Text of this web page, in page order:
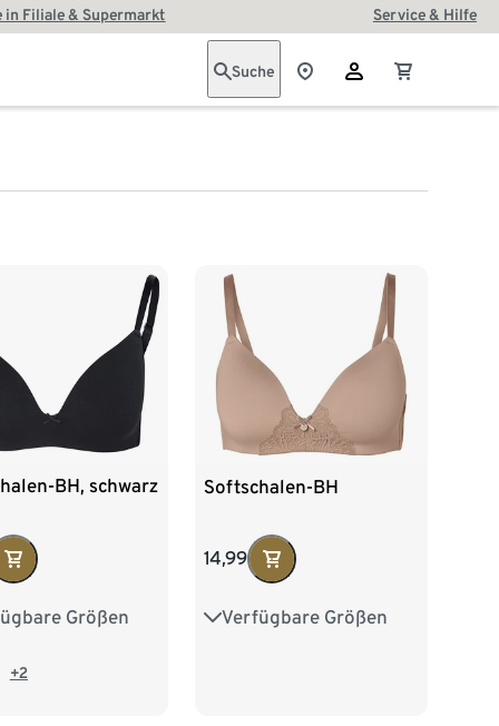
in Filiale & Supermarkt Service & Hilfe
Suche
BH, schwarz
Größen
75B 75C
80B
+2
Softschalen-BH
14,99
Verfügbare Größen
75A 75B 75C